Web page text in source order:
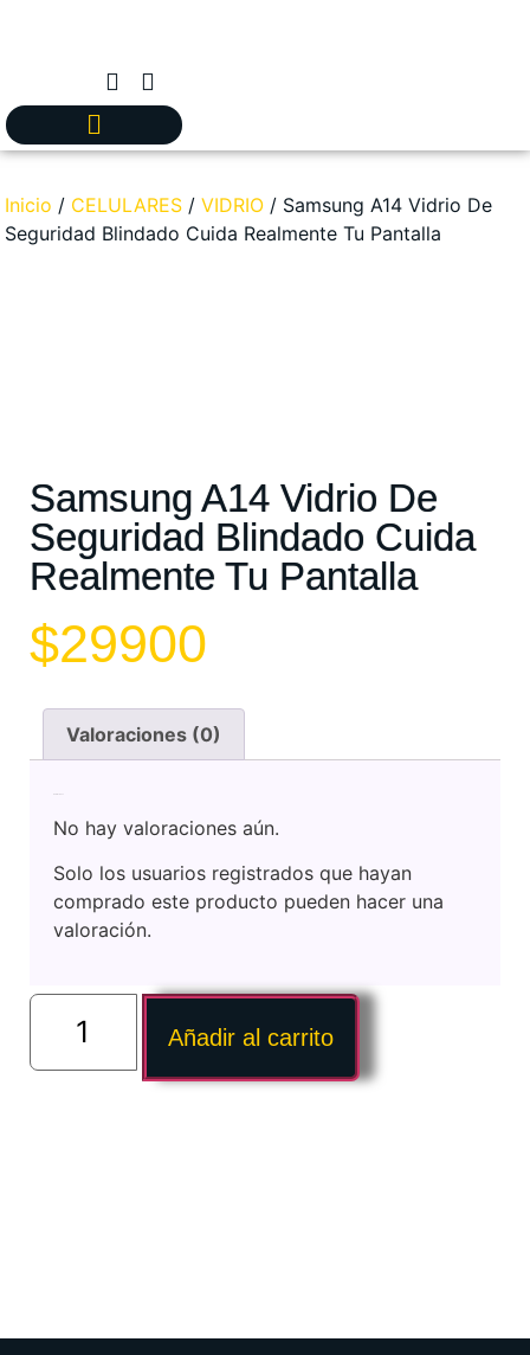
Inicio / CELULARES / VIDRIO / Samsung A14 Vidrio De
Seguridad Blindado Cuida Realmente Tu Pantalla
Samsung A14 Vidrio De
Seguridad Blindado Cuida
Realmente Tu Pantalla
$29900
Valoraciones (0)
No hay valoraciones aún.
Solo los usuarios registrados que hayan
comprado este producto pueden hacer una
valoración.
Añadir al carrito